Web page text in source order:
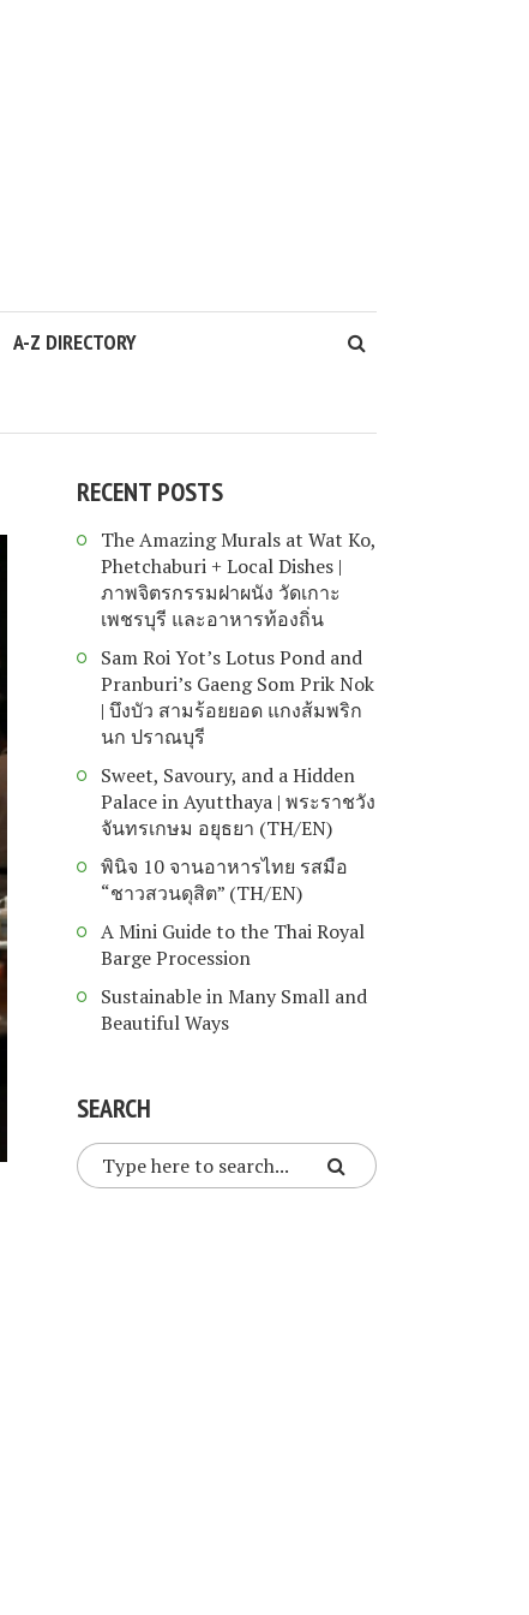
A-Z DIRECTORY
RECENT POSTS
The Amazing Murals at Wat Ko,
Phetchaburi + Local Dishes |
ภาพจิตรกรรมฝาผนัง วัดเกาะ
เพชรบุรี และอาหารท้องถิ่น
Sam Roi Yot’s Lotus Pond and
Pranburi’s Gaeng Som Prik Nok
| บึงบัว สามร้อยยอด แกงส้มพริก
นก ปราณบุรี
Sweet, Savoury, and a Hidden
Palace in Ayutthaya | พระราชวัง
จันทรเกษม อยุธยา (TH/EN)
พินิจ 10 จานอาหารไทย รสมือ
“ชาวสวนดุสิต” (TH/EN)
A Mini Guide to the Thai Royal
Barge Procession
Sustainable in Many Small and
Beautiful Ways
SEARCH